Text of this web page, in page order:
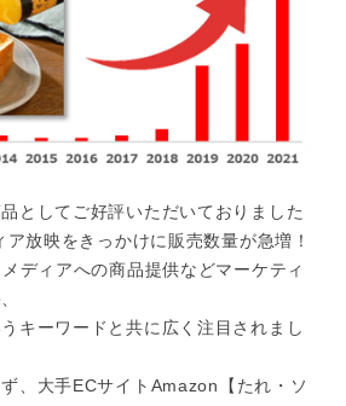
としてご好評いただいておりました
放映をきっかけに販売数量が急増！
ディアへの商品提供などマーケティ
うキーワードと共に広く注目されまし
、大手ECサイトAmazon【たれ・ソ